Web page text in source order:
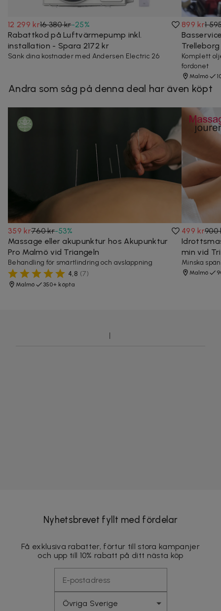
12 299 kr16 380 kr-25%
Rabattkod på Luftvärmepump inkl.
installation - Spara 2172 kr
Sänk dina kostnader med Andersen Electric 26
899 kr1
Trelleborg
Komplett
fordonet
Malmö
Andra som såg på denna deal har även köpt
359 kr760 kr-53%
Massage eller akupunktur hos Akupunktur
Pro Malmö vid Triangeln
Behandling för smärtlindring och avslappning
4,8 (7)
Malmö 350+ köpta
499 kr900
min vid
Minska
Malmö
Nyhetsbrevet fyllt med fördelar
Få exklusiva rabatter, förtur till stora kampanjer
och upp till 10% rabatt på ditt nästa köp